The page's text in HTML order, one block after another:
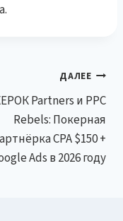
ДАЛЕЕ
Partners и PPC
Rebels: Покерная
CPA $150 +
Ads в 2026 году